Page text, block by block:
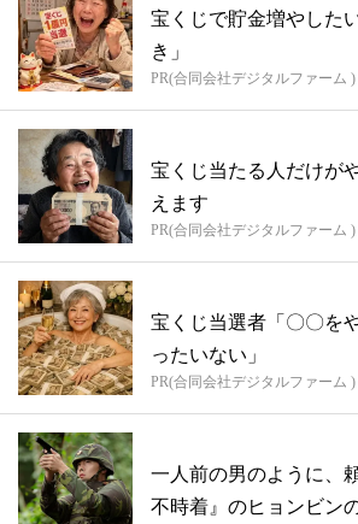
宝くじで貯金増やした
き」
PR(合同会社デジタルファーム )
宝くじ当たる人だけが
えます
PR(合同会社デジタルファーム )
宝くじ当選者「〇〇を
ったいない」
PR(合同会社デジタルファーム )
一人前の男のように、
不時着』のヒョンビン